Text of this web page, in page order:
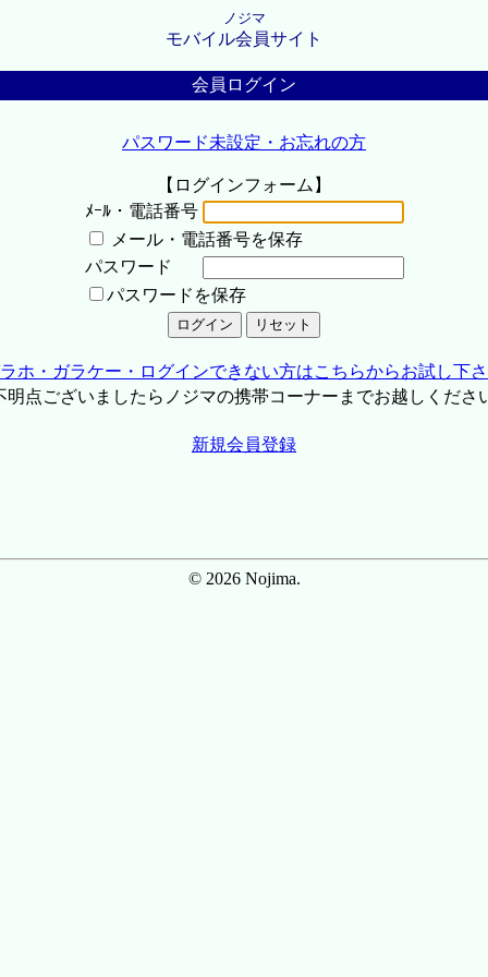
ノジマ
モバイル会員サイト
会員ログイン
パスワード未設定・お忘れの方
【ログインフォーム】
ﾒｰﾙ・電話番号
メール・電話番号を保存
パスワード
パスワードを保存
ホ・ガラケー・ログインできない方はこちらからお試し下
点ございましたらノジマの携帯コーナーまでお越しくださ
新規会員登録
© 2026 Nojima.